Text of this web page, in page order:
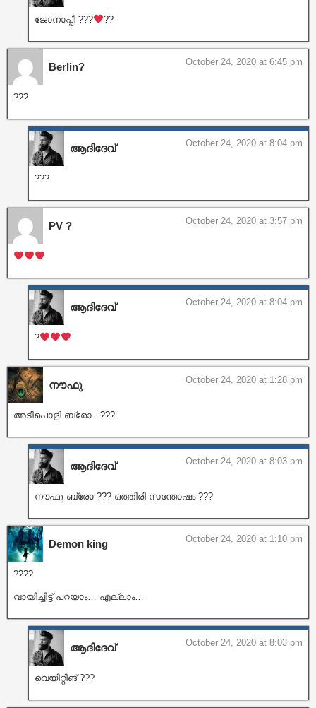
ജോനാപ്പീ ??? ??
Berlin? October 24, 2020 at 6:45 pm
???
ആദിദേവ് October 24, 2020 at 8:04 pm
???
PV ? October 24, 2020 at 3:57 pm
ആദിദേവ് October 24, 2020 at 8:04 pm
?
നൗഫു October 24, 2020 at 1:28 pm
അടിപൊളി ബ്രോ.. ???
ആദിദേവ് October 24, 2020 at 8:03 pm
നൗഫു ബ്രോ ??? ഒത്തിരി സന്തോഷം ???
Demon king October 24, 2020 at 1:10 pm
????
വായിച്ചിട്ട് പറയാം… എല്ലാം…
ആദിദേവ് October 24, 2020 at 8:03 pm
വെയിറ്റിങ് ???